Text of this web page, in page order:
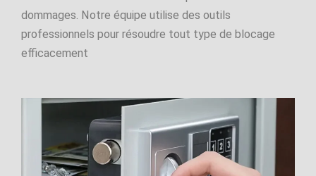
dommages. Notre équipe utilise des outils
professionnels pour résoudre tout type de blocage
efficacement